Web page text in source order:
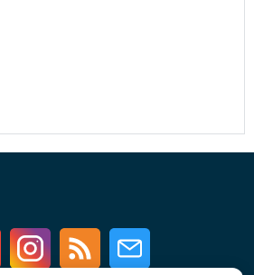
Youtube InstagramRSS Newsletter